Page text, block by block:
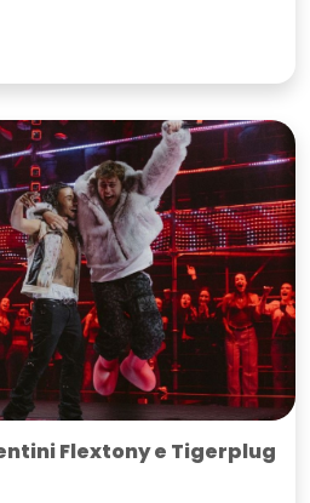
Flextony e Tigerplug